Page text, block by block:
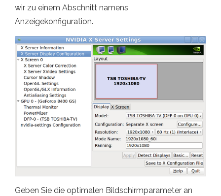
wir zu einem Abschnitt namens
Anzeigekonfiguration.
Geben Sie die optimalen Bildschirmparameter an